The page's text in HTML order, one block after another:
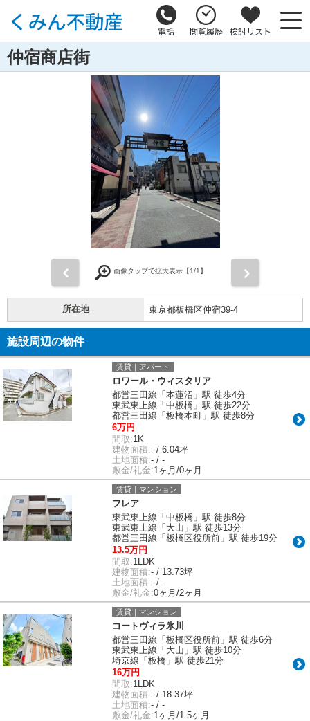
電話 閲覧履歴 検討リスト
仲宿商店街
画像タップで拡大表示【1/1】
所在地 東京都板橋区仲宿39-4
施設周辺の物件
賃貸｜アパート
ロワール・ウィスタリア
都営三田線「本蓮沼」駅 徒歩4分
東武東上線「中板橋」駅 徒歩22分
都営三田線「板橋本町」駅 徒歩8分
6万円
間取:1K
建物面積:- / 6.04坪
土地面積:- / -
敷金/礼金:1ヶ月/0ヶ月
賃貸｜マンション
フレア
東武東上線「中板橋」駅 徒歩8分
東武東上線「大山」駅 徒歩13分
都営三田線「板橋区役所前」駅 徒歩19分
13.5万円
間取:1LDK
建物面積:- / 13.73坪
土地面積:- / -
敷金/礼金:0ヶ月/2ヶ月
賃貸｜マンション
コートヴィラ氷川
都営三田線「板橋区役所前」駅 徒歩6分
東武東上線「大山」駅 徒歩10分
埼京線「板橋」駅 徒歩21分
16万円
間取:1LDK
建物面積:- / 18.37坪
土地面積:- / -
敷金/礼金:1ヶ月/1.5ヶ月